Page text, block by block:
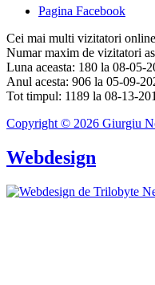
Pagina Facebook
Cei mai multi vizitatori
Numar maxim de vizitatori
Luna aceasta: 180 la 08-05-
Anul acesta: 906 la 05-09-
Tot timpul: 1189 la 08-13-
Copyright © 2026 Giurgiu
Webdesign